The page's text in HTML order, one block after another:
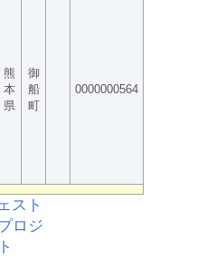
熊
本
県
御
船
町
0000000564